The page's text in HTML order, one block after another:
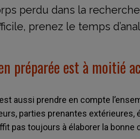
perdu dans la
prenez le temps
préparée est à moitié
aussi prendre en compte
parties prenantes
pas toujours à élaborer la bonne